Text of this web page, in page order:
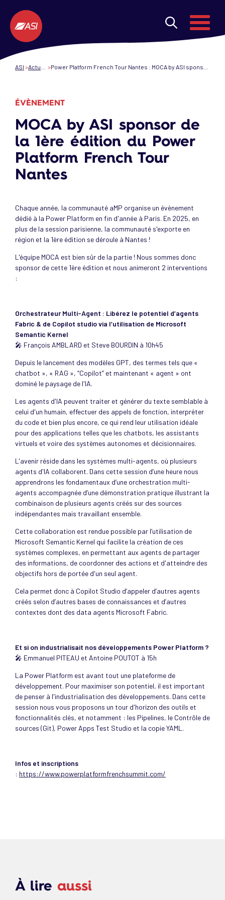
Menu
ASI
ÉVÈNEMENT
MOCA by ASI sponsor de
la 1ère édition du Power
Platform French Tour
Nantes
Chaque année, la communauté aMP organise un évènement
dédié à la Power Platform en fin d'année à Paris. En 2025, en
plus de la session parisienne, la communauté s'exporte en
région et la 1ère édition se déroule à Nantes !
L'équipe MOCA est bien sûr de la partie ! Nous sommes donc
sponsor de cette 1ère édition et nous animeront 2 interventions
:
Orchestrateur Multi-Agent : Libérez le potentiel d’agents
Fabric & de Copilot studio via l’utilisation de Microsoft
Semantic Kernel
🎤 François AMBLARD et Steve BOURDIN à 10h45
Depuis le lancement des modèles GPT, des termes tels que «
chatbot », « RAG », “Copilot” et maintenant « agent » ont
dominé le paysage de l'IA.
Les agents d'IA peuvent traiter et générer du texte semblable à
celui d'un humain, effectuer des appels de fonction, interpréter
du code et bien plus encore, ce qui rend leur utilisation idéale
pour des applications telles que les chatbots, les assistants
virtuels et voire des systèmes autonomes et décisionnaires.
L'avenir réside dans les systèmes multi-agents, où plusieurs
agents d'IA collaborent. Dans cette session d’une heure nous
apprendrons les fondamentaux d’une orchestration multi-
agents accompagnée d’une démonstration pratique illustrant la
combinaison de plusieurs agents créés sur des sources
indépendantes mais travaillant ensemble.
Cette collaboration est rendue possible par l’utilisation de
Microsoft Semantic Kernel qui facilite la création de ces
systèmes complexes, en permettant aux agents de partager
des informations, de coordonner des actions et d'atteindre des
objectifs hors de portée d'un seul agent.
Cela permet donc à Copilot Studio d’appeler d’autres agents
créés selon d’autres bases de connaissances et d’autres
contextes dont des data agents Microsoft Fabric.
Et si on industrialisait nos développements Power Platform ?
🎤 Emmanuel PITEAU et Antoine POUTOT à 15h
La Power Platform est avant tout une plateforme de
développement. Pour maximiser son potentiel, il est important
de penser à l'industrialisation des développements. Dans cette
session nous vous proposons un tour d'horizon des outils et
fonctionnalités clés, et notamment : les Pipelines, le Contrôle de
sources (Git), Power Apps Test Studio et la copie YAML.
Infos et inscriptions
: https://www.powerplatformfrenchsummit.com/
À lire aussi